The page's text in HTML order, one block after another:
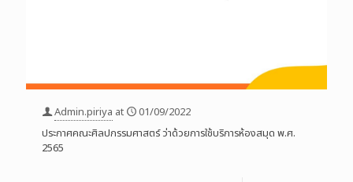
Admin.piriya at
01/09/2022
ประกาศคณะศิลปกรรมศาสตร์ ว่าด้วยการใช้บริการห้องสมุด พ.ศ.
2565